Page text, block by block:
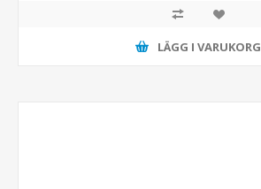
LÄGG I VARUKORG